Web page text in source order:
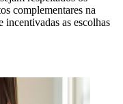
complementares na
incentivadas as escolhas